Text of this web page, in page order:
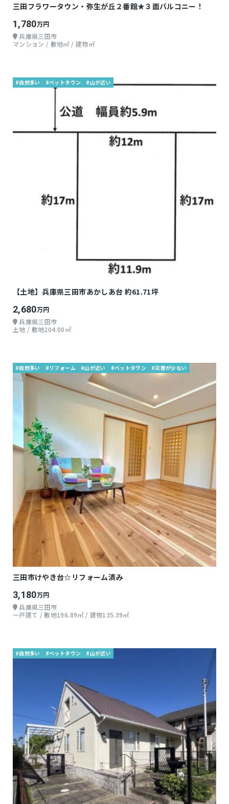
三田フラワータウン・弥生が丘２番館★３面バルコニー！
1,780万円
兵庫県三田市
マンション / 敷地㎡ / 建物㎡
#自然多い #ベットタウン #山が近い
【土地】兵庫県三田市あかしあ台 約61.71坪
2,680万円
兵庫県三田市
土地 / 敷地204.00㎡
#自然多い #リフォーム #山が近い #ベットタウン #災害が少ない
三田市けやき台☆リフォーム済み
3,180万円
兵庫県三田市
一戸建て / 敷地196.89㎡ / 建物135.39㎡
#自然多い #ベットタウン #山が近い